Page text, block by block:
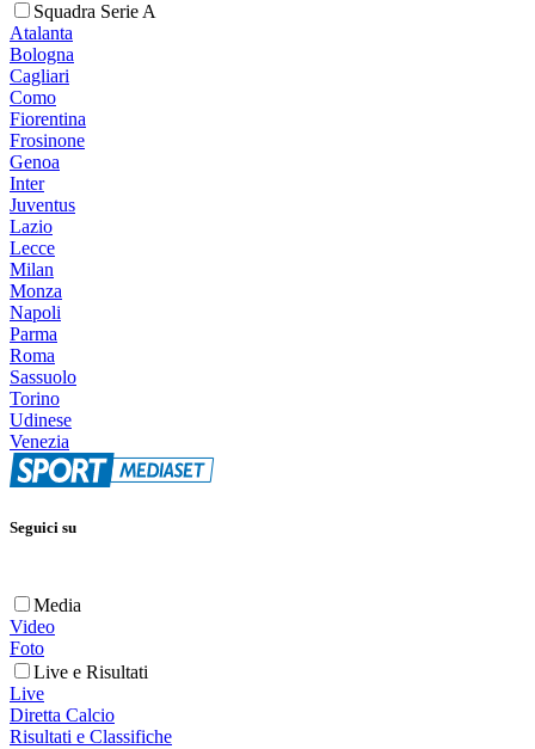
Squadra Serie A
Atalanta
Bologna
Cagliari
Como
Fiorentina
Frosinone
Genoa
Inter
Juventus
Lazio
Lecce
Milan
Monza
Napoli
Parma
Roma
Sassuolo
Torino
Udinese
Venezia
Seguici su
Media
Video
Foto
Live e Risultati
Live
Diretta Calcio
Risultati e Classifiche